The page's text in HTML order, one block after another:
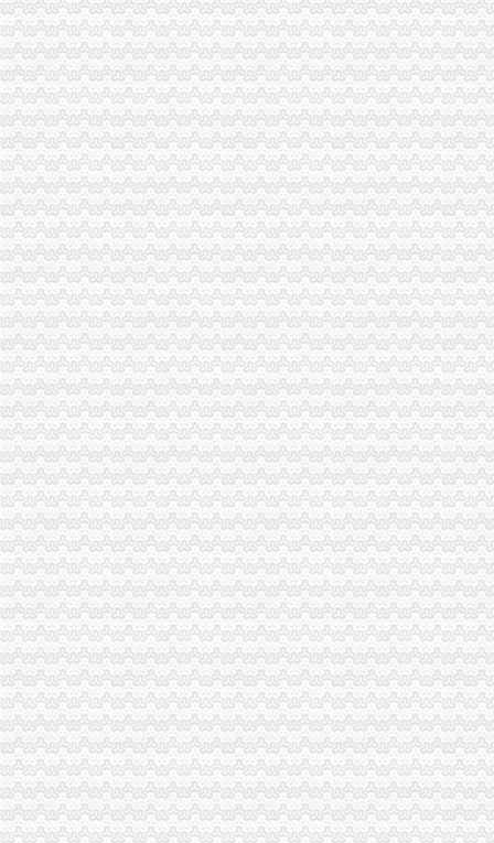
立足创业创新实现转型升级三年间再造一个开发区-嘉兴经济开发区发
江西赣粤高速公路股份有限公司关于子公司高速实业增资的公告|净利润
经开股份成功实现增资扩股-新闻中心-北京经济技术开发区
【58同城】经开区验资_经开区代理验资公司_经开区增资验资
经开区第二批增资扩产项目可申报_中国昆明_经济园区
成都经开区汽车零部件企业增资扩产_成都汽车网_新浪汽车_新浪网
徐州经开区鼓励企业增资不增地_地方_中国国土资源报网
经开区社保局顺利完成4334人企业退休人员养老金增资补发金额528万
经开动态
经开区铜基新材料产业发展基金新增资5亿元-经济技术开发区-铜陵市人
香港商报：合肥经开区外资企业增资势头不减国家级合肥经济技术开发
固铂与昆山经开区签署增资扩建协议|新闻资讯中国汽车网
解密宁乡经开区发展原动力：老企业不断增资主导产业稳健攀升_科技
合肥远大住工增资经开区10亿元-我爱铺网
威海经开区一季度外企增资逾8000万美元
央企增资西安经开区将生两个50亿企业-文汇网
醴陵市-【认真落实”四个十条“】“经开区十条”掷地有声
经开区翠微路周边安诚胡会计注册新公司增资验资变更-爱喇叭网
嘉兴经开抓好“技改增资”确保稳增长-嘉兴在线
威海经开区一季度外企增资逾8000万美元|山东省商务厅
江宁经开去老牌汽配企业加速增资_新能源资讯_中国新能源网
宿迁经济开区1-11月外商投资企业增资扩股踊跃-直通县区-西楚网-宿
1合肥经开区桃花工业园附近公司注册股权转让增资验资找李会计经验
韩路路会计在经开区天门湖新界周边快速注册公司代账增资验资报告-
武进教育信息网__关于下达经开区学校教师增资补发经费的通知
铜陵经开区铜基新材料产业发展基金新增资5亿元|铜基|经开区|新材料_
看赣州经开区如何推动企业发展升级-赣州江钨,赣州经开区-赣州频道
经开区注册公司工商年检备案增资验资找姚宁宁会计-合肥58同城
相城经开区增资扩股项目的丝列表-雪球
吉林辽源经开区增资辽源各类公司收购-爱喇叭网
昌乐经开区发展提质效-经济导报数字报
世界500企业入驻西安经开区5项目投资超14亿_云南网
岳经开区重招商引资中介人高可300万元_园区频道_红网
东平经开区组合拳化解“用工难”-经济导报数字报
沈正勤会计在经开区天门湖周边快速注册公司代账增资验-爱喇叭网
铜陵经开区铜基新材料产业发展基金新增资5亿元_财经_新民网